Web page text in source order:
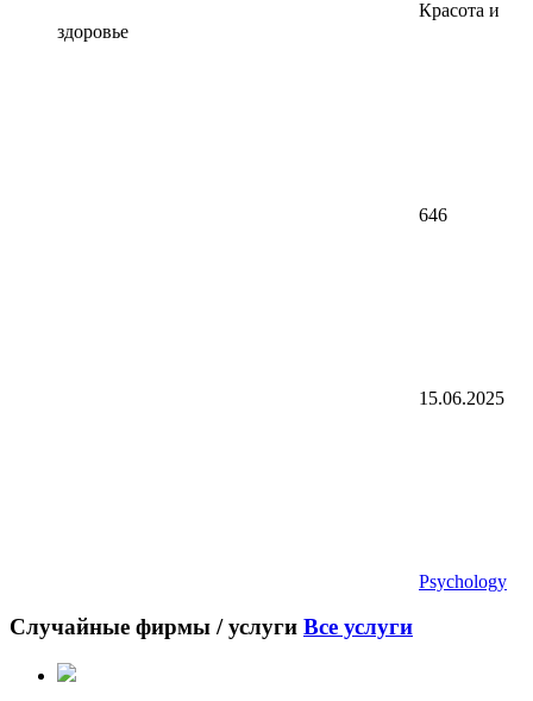
Красота и
здоровье
646
15.06.2025
Psychology
Случайные фирмы / услуги Все услуги